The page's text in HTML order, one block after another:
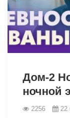
Дом-2
ночной
2256 22